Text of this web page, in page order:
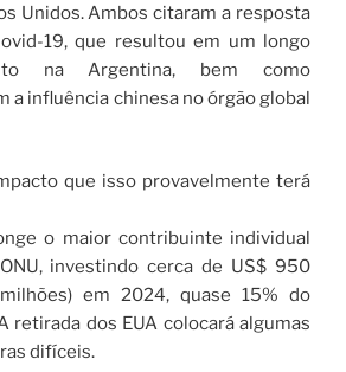
Unidos. Ambos citaram a resposta
19, que resultou em um longo
na Argentina, bem como
a influência chinesa no órgão global
que isso provavelmente terá
o maior contribuinte individual
investindo cerca de US$ 950
em 2024, quase 15% do
retirada dos EUA colocará algumas
difíceis.